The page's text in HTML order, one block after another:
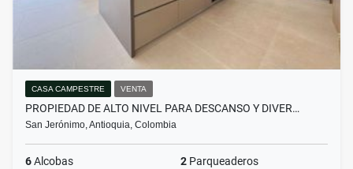
CASA CAMPESTRE VENTA
PROPIEDAD DE ALTO NIVEL PARA DESCANSO Y DIVER…
San Jerónimo, Antioquia, Colombia
6Alcobas 2 Parqueaderos